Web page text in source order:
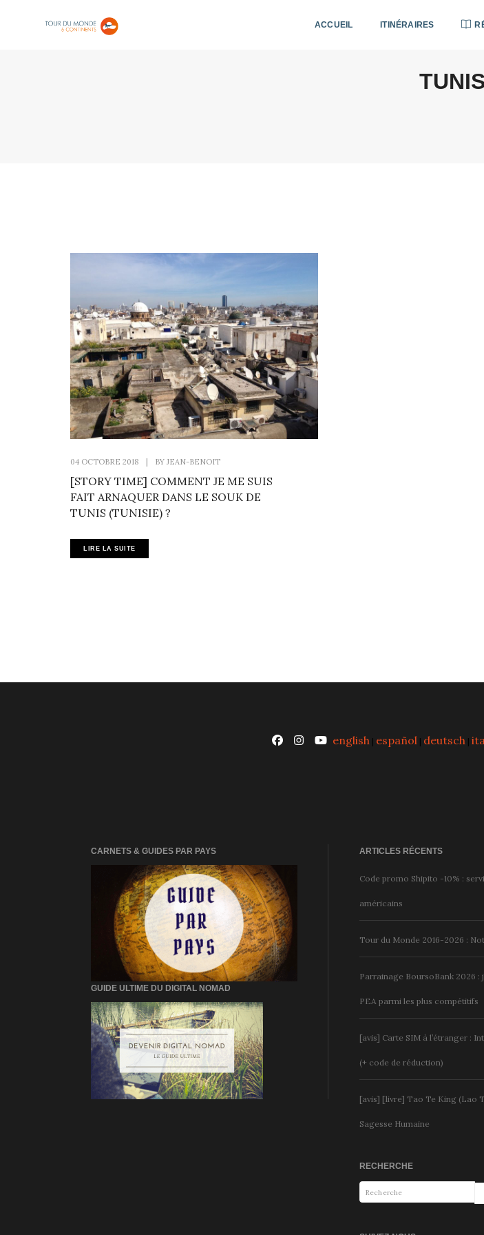
ACCUEIL ITINÉRAIRES
04 OCTOBRE 2018 BY JEAN-BENOIT
[STORY TIME] COMMENT JE ME SUIS
FAIT ARNAQUER DANS LE SOUK DE
TUNIS (TUNISIE) ?
LIRE LA SUITE
english| español| deutsch|
CARNETS & GUIDES PAR PAYS
GUIDE ULTIME DU DIGITAL NOMAD
ARTICLES RÉCENTS
Code promo Shipito -10% :
américains
Tour du Monde 2016-2026 :
Parrainage BoursoBank 2026 :
PEA parmi les plus compétitifs
[avis] Carte SIM à l’étranger :
(+ code de réduction)
[avis] [livre] Tao Te King (Lao
Sagesse Humaine
RECHERCHE